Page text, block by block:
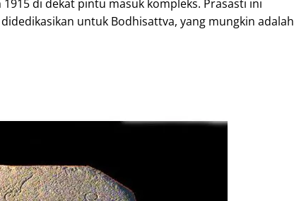
di dekat pintu masuk kompleks. Prasasti ini
untuk Bodhisattva, yang mungkin adalah